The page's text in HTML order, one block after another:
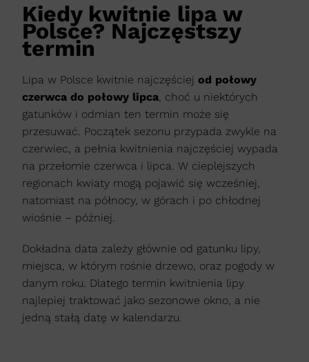
Kiedy kwitnie lipa w
Polsce? Najczęstszy
termin
Lipa w Polsce kwitnie najczęściej od połowy
czerwca do połowy lipca, choć u niektórych
gatunków i odmian ten termin może się
przesuwać. Początek sezonu przypada zwykle na
czerwiec, a pełnia kwitnienia najczęściej wypada
na przełomie czerwca i lipca. W cieplejszych
regionach kwiaty mogą pojawić się wcześniej,
natomiast na północy, w górach i po chłodnej
wiośnie – później.
Dokładna data zależy głównie od gatunku lipy,
miejsca, w którym rośnie drzewo, oraz pogody w
danym roku. Dlatego termin kwitnienia lipy
najlepiej traktować jako sezonowe okno, a nie
jedną stałą datę w kalendarzu.